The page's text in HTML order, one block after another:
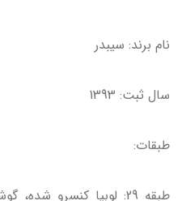
نام برند: سیبدر
سال ثبت: 1393
طبقات:
طبقه 29: لوبیا کنسرو